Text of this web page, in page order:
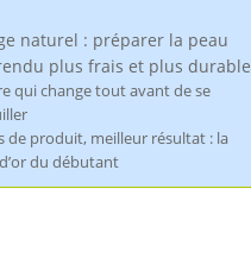
naturel : préparer la peau
plus frais et plus durable
qui change tout avant de se
de produit, meilleur résultat : la
du débutant